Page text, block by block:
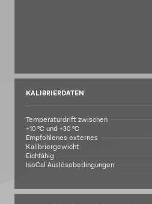
KALIBRIERDATEN
Temperaturdrift zwischen
+10 °C und +30 °C
Empfohlenes externes
Kalibriergewicht
Eichfähig
IsoCal Auslösebedingungen